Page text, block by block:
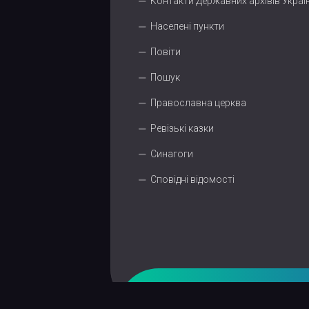
Населені пункти
Повіти
Пошук
Православна церква
Ревізькі казки
Синагоги
Сповідні відомості